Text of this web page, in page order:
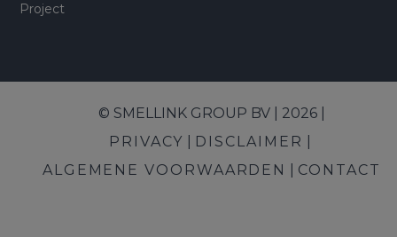
Project
© SMELLINK GROUP BV | 2026 |
PRIVACY
DISCLAIMER
ALGEMENE VOORWAARDEN
CONTACT